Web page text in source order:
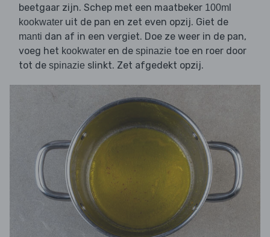
beetgaar zijn. Schep met een maatbeker 100ml
kookwater uit de pan en zet even opzij. Giet de
manti dan af in een vergiet. Doe ze weer in de pan,
voeg het kookwater en de spinazie toe en roer door
tot de spinazie slinkt. Zet afgedekt opzij.